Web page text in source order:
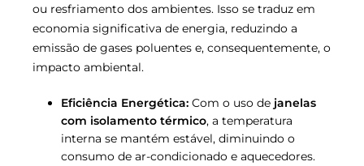
ou resfriamento dos ambientes. Isso se traduz em
economia significativa de energia, reduzindo a
emissão de gases poluentes e, consequentemente, o
impacto ambiental.
Eficiência Energética: Com o uso de janelas
com isolamento térmico, a temperatura
interna se mantém estável, diminuindo o
consumo de ar-condicionado e aquecedores.